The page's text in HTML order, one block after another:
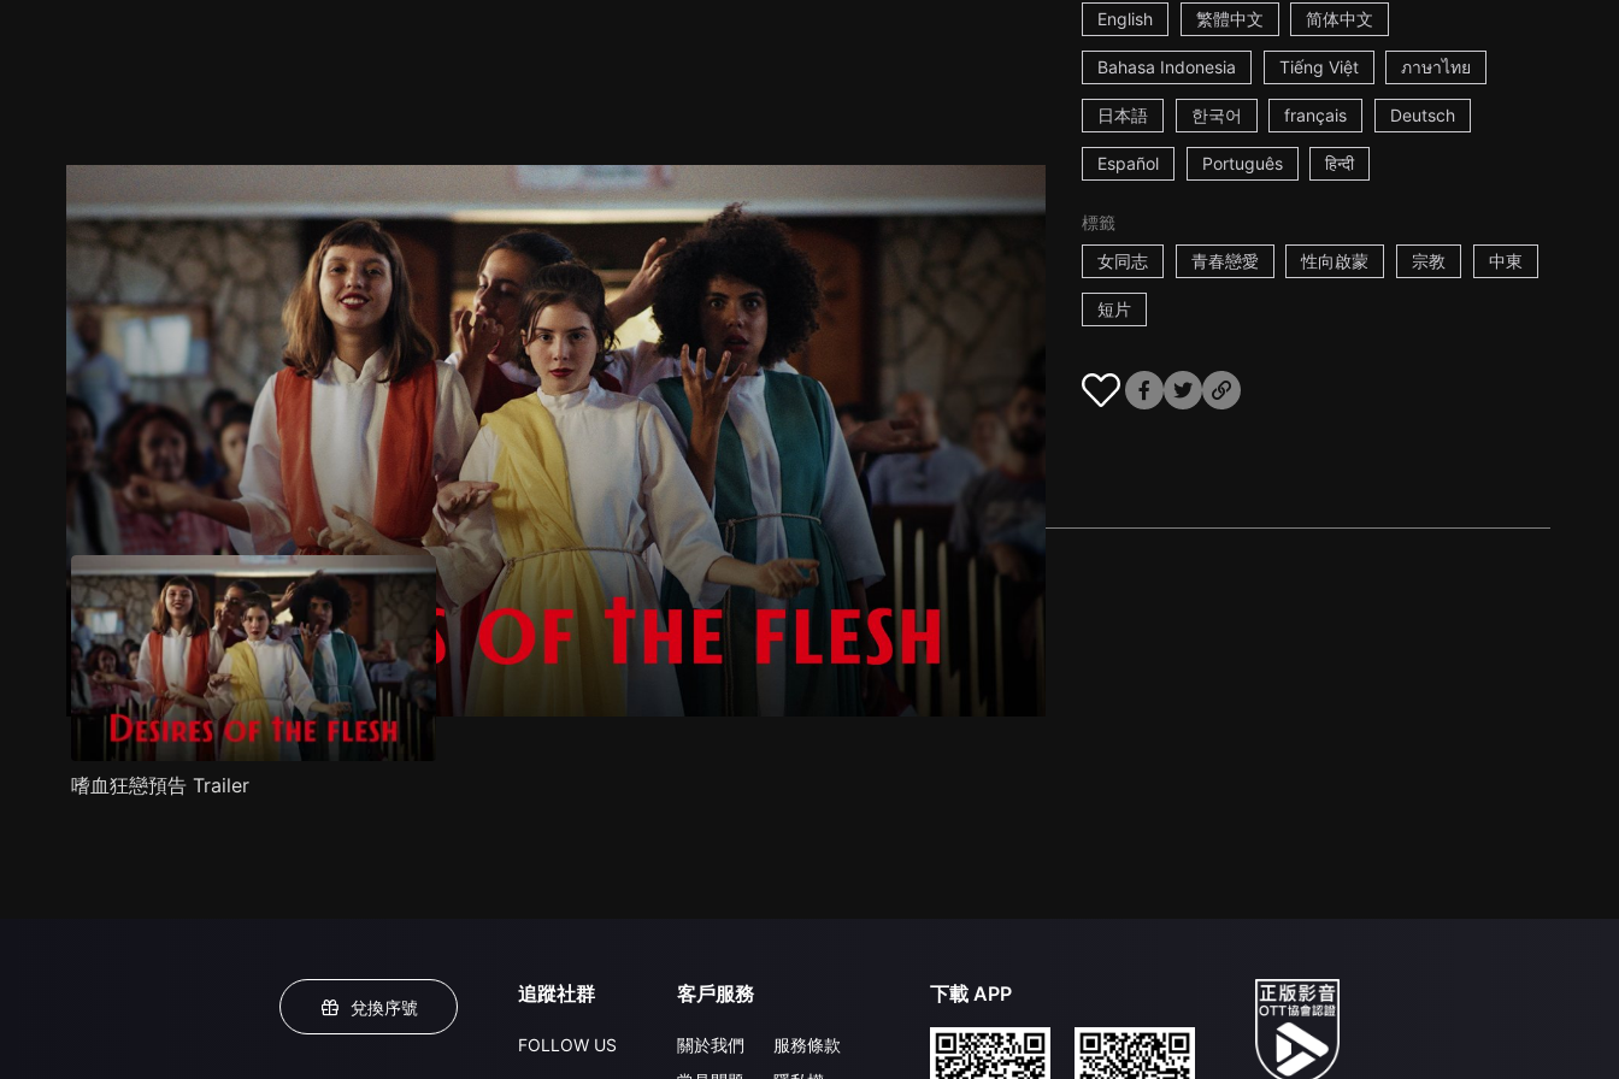
English 繁體中文 简体中文
Bahasa Indonesia Tiếng Việt ภาษาไทย
日本語 한국어 français Deutsch
Español Português हिन्दी
標籤
女同志
青春戀愛 性向啟蒙 宗教 中東
短片
預告 劇照 推薦影片 劇情介紹
嗜血狂戀預告 Trailer
兌換序號
追蹤社群
FOLLOW US
客戶服務
關於我們
服務條款
下載 APP